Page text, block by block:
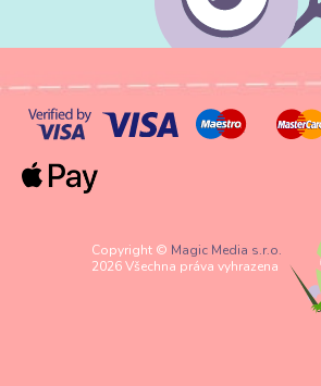
Copyright © Magic Media s.r.o.
2026 Všechna práva vyhrazena